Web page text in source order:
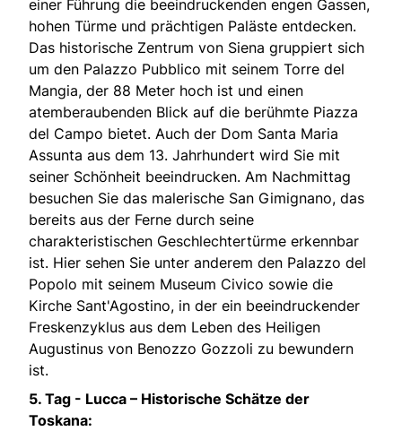
einer Führung die beeindruckenden engen Gassen,
hohen Türme und prächtigen Paläste entdecken.
Das historische Zentrum von Siena gruppiert sich
um den Palazzo Pubblico mit seinem Torre del
Mangia, der 88 Meter hoch ist und einen
atemberaubenden Blick auf die berühmte Piazza
del Campo bietet. Auch der Dom Santa Maria
Assunta aus dem 13. Jahrhundert wird Sie mit
seiner Schönheit beeindrucken. Am Nachmittag
besuchen Sie das malerische San Gimignano, das
bereits aus der Ferne durch seine
charakteristischen Geschlechtertürme erkennbar
ist. Hier sehen Sie unter anderem den Palazzo del
Popolo mit seinem Museum Civico sowie die
Kirche Sant'Agostino, in der ein beeindruckender
Freskenzyklus aus dem Leben des Heiligen
Augustinus von Benozzo Gozzoli zu bewundern
ist.
5. Tag - Lucca – Historische Schätze der
Toskana: